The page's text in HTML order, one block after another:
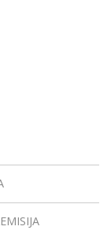
EMISIJA